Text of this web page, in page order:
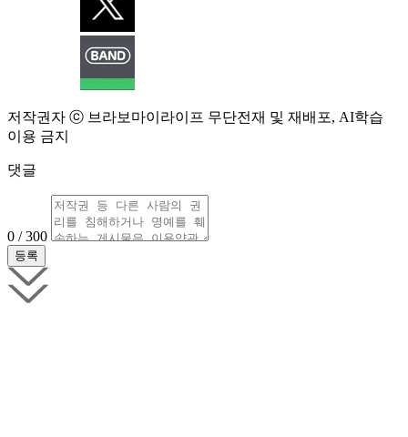
저작권자 ⓒ 브라보마이라이프 무단전재 및 재배포, AI학습
이용 금지
댓글
0 / 300